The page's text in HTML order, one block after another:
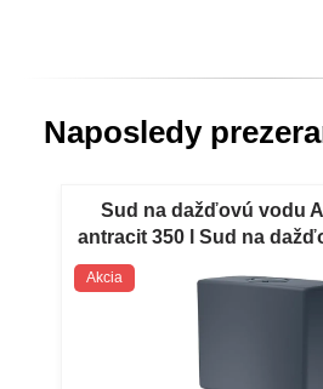
Naposledy
Sud na dažďovú vodu
antracit 350 l Sud na
Akcia